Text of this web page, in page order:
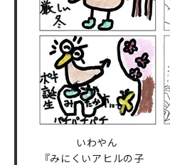
いわやん
『みにくいアヒルの子